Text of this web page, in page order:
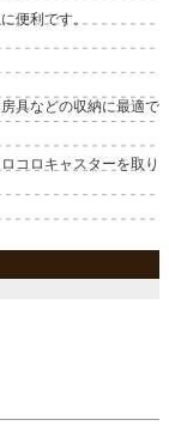
便利です。
具などの収納に最適で
コロキャスターを取り